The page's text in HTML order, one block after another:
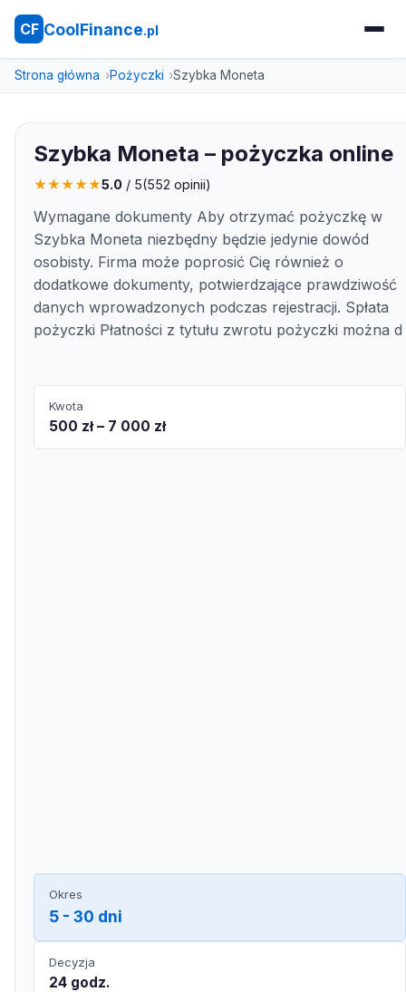
CF CoolFinance.pl
Strona główna Pożyczki Szybka Moneta
Szybka Moneta – pożyczka online
★★★★★5.0 / 5(552 opinii)
Wymagane dokumenty Aby otrzymać pożyczkę w
Szybka Moneta niezbędny będzie jedynie dowód
osobisty. Firma może poprosić Cię również o
dodatkowe dokumenty, potwierdzające prawdziwość
danych wprowadzonych podczas rejestracji. Spłata
pożyczki Płatności z tytułu zwrotu pożyczki można d
Kwota
500 zł – 7 000 zł
Okres
5 - 30 dni
Decyzja
24 godz.